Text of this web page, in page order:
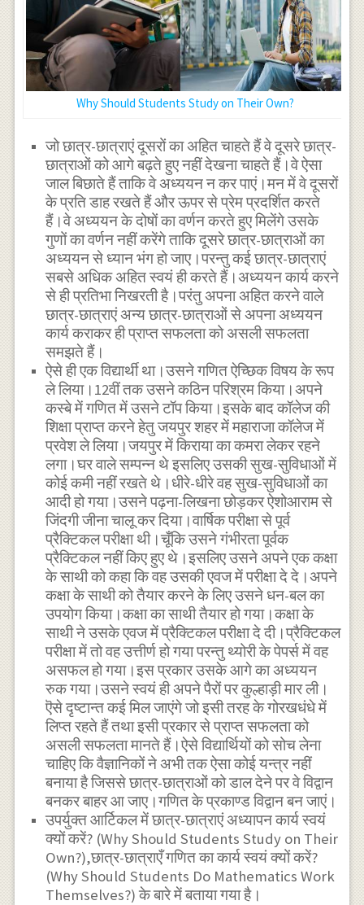
Why Should Students Study on Their Own?
जो छात्र-छात्राएं दूसरों का अहित चाहते हैं वे दूसरे छात्र-
छात्राओं को आगे बढ़ते हुए नहीं देखना चाहते हैं।वे ऐसा
जाल बिछाते हैं ताकि वे अध्ययन न कर पाएं।मन में वे दूसरों
के प्रति डाह रखते हैं और ऊपर से प्रेम प्रदर्शित करते
हैं।वे अध्ययन के दोषों का वर्णन करते हुए मिलेंगे उसके
गुणों का वर्णन नहीं करेंगे ताकि दूसरे छात्र-छात्राओं का
अध्ययन से ध्यान भंग हो जाए।परन्तु कई छात्र-छात्राएं
सबसे अधिक अहित स्वयं ही करते हैं।अध्ययन कार्य करने
से ही प्रतिभा निखरती है।परंतु अपना अहित करने वाले
छात्र-छात्राएं अन्य छात्र-छात्राओं से अपना अध्ययन
कार्य कराकर ही प्राप्त सफलता को असली सफलता
समझते हैं।
ऐसे ही एक विद्यार्थी था।उसने गणित ऐच्छिक विषय के रूप
ले लिया।12वीं तक उसने कठिन परिश्रम किया।अपने
कस्बे में गणित में उसने टॉप किया।इसके बाद कॉलेज की
शिक्षा प्राप्त करने हेतु जयपुर शहर में महाराजा कॉलेज में
प्रवेश ले लिया।जयपुर में किराया का कमरा लेकर रहने
लगा।घर वाले सम्पन्न थे इसलिए उसकी सुख-सुविधाओं में
कोई कमी नहीं रखते थे।धीरे-धीरे वह सुख-सुविधाओं का
आदी हो गया।उसने पढ़ना-लिखना छोड़कर ऐशोआराम से
जिंदगी जीना चालू कर दिया।वार्षिक परीक्षा से पूर्व
प्रैक्टिकल परीक्षा थी।चूँकि उसने गंभीरता पूर्वक
प्रैक्टिकल नहीं किए हुए थे।इसलिए उसने अपने एक कक्षा
के साथी को कहा कि वह उसकी एवज में परीक्षा दे दे।अपने
कक्षा के साथी को तैयार करने के लिए उसने धन-बल का
उपयोग किया।कक्षा का साथी तैयार हो गया।कक्षा के
साथी ने उसके एवज में प्रैक्टिकल परीक्षा दे दी।प्रैक्टिकल
परीक्षा में तो वह उत्तीर्ण हो गया परन्तु थ्योरी के पेपर्स में वह
असफल हो गया।इस प्रकार उसके आगे का अध्ययन
रुक गया।उसने स्वयं ही अपने पैरों पर कुल्हाड़ी मार ली।
ऎसे दृष्टान्त कई मिल जाएंगे जो इसी तरह के गोरखधंधे में
लिप्त रहते हैं तथा इसी प्रकार से प्राप्त सफलता को
असली सफलता मानते हैं।ऐसे विद्यार्थियों को सोच लेना
चाहिए कि वैज्ञानिकों ने अभी तक ऐसा कोई यन्त्र नहीं
बनाया है जिससे छात्र-छात्राओं को डाल देने पर वे विद्वान
बनकर बाहर आ जाए।गणित के प्रकाण्ड विद्वान बन जाएं।
उपर्युक्त आर्टिकल में छात्र-छात्राएं अध्यापन कार्य स्वयं
क्यों करें? (Why Should Students Study on Their
Own?),छात्र-छात्राएँ गणित का कार्य स्वयं क्यों करें?
(Why Should Students Do Mathematics Work
Themselves?) के बारे में बताया गया है।